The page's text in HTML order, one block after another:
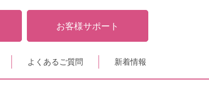
お客様サポート
よくあるご質問 新着情報